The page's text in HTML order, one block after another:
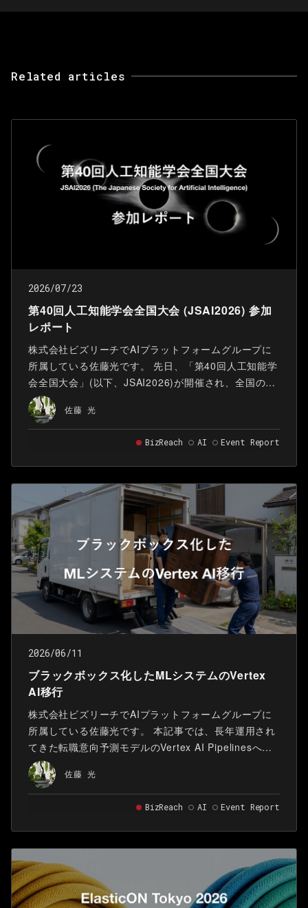
Related articles
2026/07/23
第40回人工知能学会全国大会 (JSAI2026) 参加
レポート
株式会社ビズリーチでAIプラットフォームグループに
所属している佐藤光です。 先日、「第40回人工知能学
会全国大会」(以下、JSAI2026)が開催され、全国の大
学や研究機関、企業の研究者が一堂に会し、AIに関す
る研究発表が行われました。 ビズリーチはスポンサー
として、企業ブースで自社のデータとAIを活用した取
り組みを紹介しました。また、様々な分野の最新の研
究成果を聴講しました。本記事では、ブースでの取り
組みと、特に興味を惹かれた発表について紹介しま
佐藤 光
BizReach AI Event Report
2026/06/11
ブラックボックス化したMLシステムのVertex
AI移行
株式会社ビズリーチでAIプラットフォームグループに
所属している佐藤光です。 本記事では、長年運用され
てきた転職意向予測モデルのVertex AI Pipelinesへの
移行について紹介します。 本記事は、2026年3月30日
に開催された 第62回MLOps/LLMOps/AgentOps勉強
会 で登壇した 資料 をベースに、ブログ向けに再構成
佐藤 光
BizReach AI Event Report